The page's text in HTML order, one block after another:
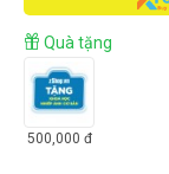
Quà tặng
500,000 đ